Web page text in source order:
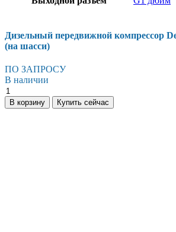
Дизельный передвижной компрессор
(на шасси)
ПО ЗАПРОСУ
В наличии
Дизельный
передвижной
компрессор
В корзину Купить сейчас